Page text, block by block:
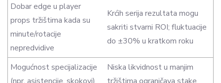
Dobar edge u player
props tržištima kada su
minute/rotacije
nepredvidive
Krćih serija rezultata mogu
sakriti stvarni ROI; fluktuacije
do ±30% u kratkom roku
Mogućnost specijalizacije
Niska likvidnost u manjim